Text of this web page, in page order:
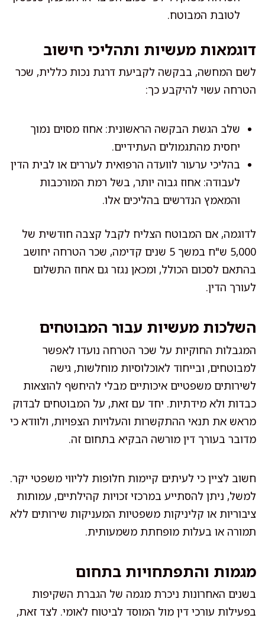
לטובת המבוטח.
דוגמאות מעשיות ותהליכי חישוב
לשם המחשה, בבקשה לקביעת דרגת נכות כללית, שכר
הטרחה עשוי להיקבע כך:
שלב הגשת הבקשה הראשונית: אחוז מסוים נמוך
יחסית מהתגמולים העתידיים.
בהליכי ערעור לוועדה הרפואית לעררים או לבית הדין
לעבודה: אחוז גבוה יותר, בשל רמת המורכבות
והמאמץ הנדרשים בהליכים אלו.
לדוגמה, אם המבוטח הצליח לקבל קצבה חודשית של
5,000 ש"ח במשך 5 שנים קדימה, שכר הטרחה יחושב
בהתאם לסכום הכולל, ומכאן נגזר גם אחוז התשלום
לעורך הדין.
השלכות מעשיות עבור המבוטחים
המגבלות החוקיות על שכר הטרחה נועדו לאפשר
למבוטחים, ובייחוד לאוכלוסיות מוחלשות, גישה
לשירותים משפטיים איכותיים מבלי להיחשף להוצאות
כבדות ולא מידתיות. יחד עם זאת, על המבוטחים לבדוק
מראש את תנאי ההתקשרות והעלויות הצפויות, ולוודא כי
מדובר בעורך דין מורשה הבקיא בתחום זה.
חשוב לציין כי לעיתים קיימות חלופות לליווי משפטי יקר.
למשל, ניתן להסתייע במרכזי זכויות קהילתיים, עמותות
ציבוריות או קליניקות משפטיות המעניקות שירותים ללא
תמורה או בעלות מופחתת משמעותית.
מגמות והתפתחויות בתחום
בשנים האחרונות ניכרת מגמה של הגברת השקיפות
בפעילות עורכי דין מול המוסד לביטוח לאומי. לצד זאת,